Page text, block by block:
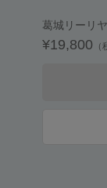
葛城リーリ
¥19,800 （